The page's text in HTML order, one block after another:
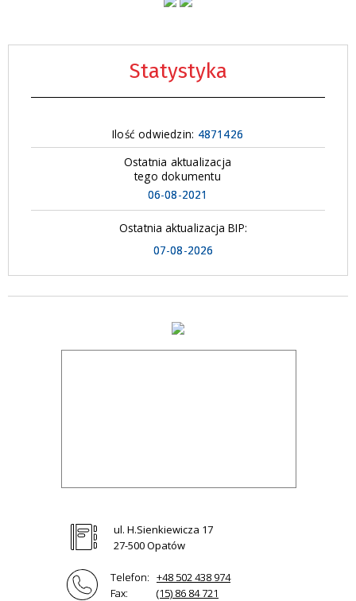
Statystyka
Ilość odwiedzin: 4871426
Ostatnia aktualizacja
tego dokumentu
06-08-2021
Ostatnia aktualizacja BIP:
07-08-2026
ul. H.Sienkiewicza 17
27-500 Opatów
Telefon: +48 502 438 974
Fax:
(15) 86 84 721